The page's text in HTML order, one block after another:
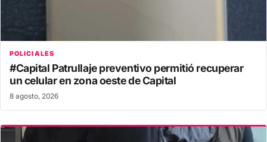
POLICIALES
#Capital Patrullaje preventivo permitió recuperar
un celular en zona oeste de Capital
8 agosto, 2026